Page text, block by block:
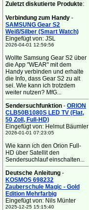
Zuletzt diskutierte Produkte:
Verbindung zum Handy -
SAMSUNG Gear S2
Weiß/Silber (Smart Watch)
Eingefügt von: JSL
2026-04-01 12:59:56
Wollte Samsung Gear S2 über
die App "WEAR" mit dem
Handy verbinden und erhalte
die Info, dass Gear S2 zu alt
sei. Wie kann ich trotzdem
weiter nutzen? MfG...
Sendersuchfunktion - ORION
CLB50B1080S LED TV (Flat,
50 Zoll, Full-HD)
Eingefügt von: Helmut Bäumler
2026-01-01 07:23:05
Wie kann ich den Orion Full-
HD über Satellit den
Sendersuchlauf einschalten...
Deutsche Anleitung -
KOSMOS 698232
Zauberschule Magic - Gold
Edition Mehrfarbig
Eingefügt von: Nils Münter
2025-12-25 15:15:40